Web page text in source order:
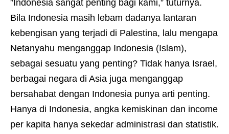
”Indonesia sangat penting bagi kami,” tuturnya.
Bila Indonesia masih lebam dadanya lantaran
kebengisan yang terjadi di Palestina, lalu mengapa
Netanyahu menganggap Indonesia (Islam),
sebagai sesuatu yang penting? Tidak hanya Israel,
berbagai negara di Asia juga menganggap
bersahabat dengan Indonesia punya arti penting.
Hanya di Indonesia, angka kemiskinan dan income
per kapita hanya sekedar administrasi dan statistik.